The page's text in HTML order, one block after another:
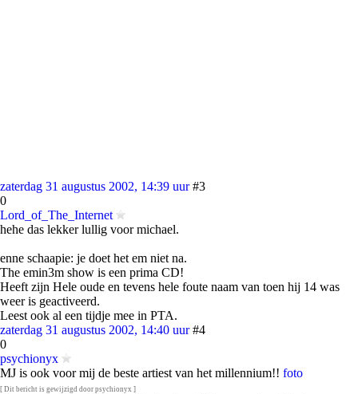
zaterdag 31 augustus 2002, 14:39 uur #3
0
Lord_of_The_Internet
hehe das lekker lullig voor michael.
enne schaapie: je doet het em niet na.
The emin3m show is een prima CD!
Heeft zijn Hele oude en tevens hele foute naam van toen hij 14 was
weer is geactiveerd.
Leest ook al een tijdje mee in PTA.
zaterdag 31 augustus 2002, 14:40 uur #4
0
psychionyx
MJ is ook voor mij de beste artiest van het millennium!! foto
[ Dit bericht is gewijzigd door psychionyx ]